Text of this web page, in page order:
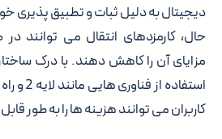
دیجیتال به دلیل ثبات و تطبیق پذیری
حال، کارمزدهای انتقال می توانند
مزایای آن را کاهش دهند. با درک
استفاده
کاربران می توانند هزینه ها را به طور